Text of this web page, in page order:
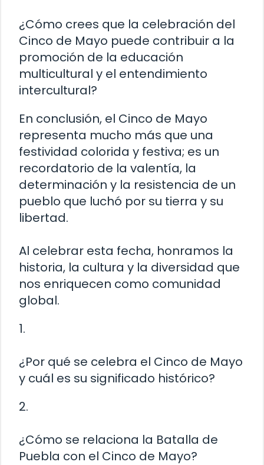
¿Cómo crees que la celebración del
Cinco de Mayo puede contribuir a la
promoción de la educación
multicultural y el entendimiento
intercultural?
En conclusión, el Cinco de Mayo
representa mucho más que una
festividad colorida y festiva; es un
recordatorio de la valentía, la
determinación y la resistencia de un
pueblo que luchó por su tierra y su
libertad.
Al celebrar esta fecha, honramos la
historia, la cultura y la diversidad que
nos enriquecen como comunidad
global.
1.
¿Por qué se celebra el Cinco de Mayo
y cuál es su significado histórico?
2.
¿Cómo se relaciona la Batalla de
Puebla con el Cinco de Mayo?